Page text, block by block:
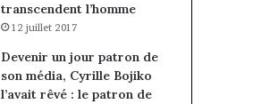
transcendent l’homme
12 juillet 2017
Devenir un jour patron de
son média, Cyrille Bojiko
l’avait rêvé : le patron de